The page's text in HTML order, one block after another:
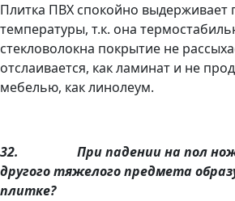
Плитка ПВХ спокойно выдерживает
температуры, т.к. она
стекловолокна покрытие не
отслаивается, как ламинат и не
мебелью, как линолеум.
32. При падении на пол
другого тяжелого предмета
плитке?